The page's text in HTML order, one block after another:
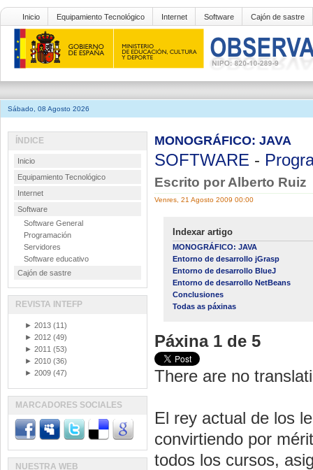
Inicio Equipamiento Tecnológico Internet Software Cajón de sastre
Sábado, 08 Agosto 2026
MONOGRÁFICO: JAVA
SOFTWARE -
Escrito por Alberto Ruiz
Venres, 21 Agosto 2009 00:00
Indexar artigo
MONOGRÁFICO: JAVA
Entorno de desarrollo jGrasp
Entorno de desarrollo BlueJ
Entorno de desarrollo NetBeans
Conclusiones
Todas as páxinas
Páxina 1 de 5
There are no
El rey actual de los
convirtiendo por
todos los cursos,
ÍNDICE
Inicio
Equipamiento Tecnológico
Internet
Software
Software General
Programación
Servidores
Software educativo
Cajón de sastre
REVISTA INTEFP
► 2013 (11)
► 2012 (49)
► 2011 (53)
► 2010 (36)
► 2009 (47)
MARCADORES SOCIALES
NUESTRA WEB